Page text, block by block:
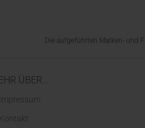
Die aufgeführten Marken- und
ÜBER...
Impressum
Kontakt